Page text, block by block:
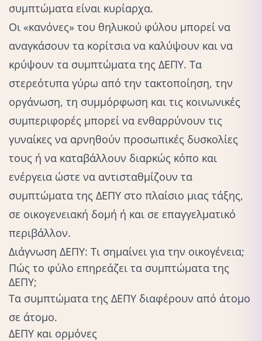
συμπτώματα είναι κυρίαρχα.
Οι «κανόνες» του θηλυκού φύλου μπορεί να
αναγκάσουν τα κορίτσια να καλύψουν και να
κρύψουν τα συμπτώματα της ΔΕΠΥ. Τα
στερεότυπα γύρω από την τακτοποίηση, την
οργάνωση, τη συμμόρφωση και τις κοινωνικές
συμπεριφορές μπορεί να ενθαρρύνουν τις
γυναίκες να αρνηθούν προσωπικές δυσκολίες
τους ή να καταβάλλουν διαρκώς κόπο και
ενέργεια ώστε να αντισταθμίζουν τα
συμπτώματα της ΔΕΠΥ στο πλαίσιο μιας τάξης,
σε οικογενειακή δομή ή και σε επαγγελματικό
περιβάλλον.
Διάγνωση ΔΕΠΥ: Τι σημαίνει για την οικογένεια;
Πώς το φύλο επηρεάζει τα συμπτώματα της
ΔΕΠΥ;
Τα συμπτώματα της ΔΕΠΥ διαφέρουν από άτομο
σε άτομο.
ΔΕΠΥ και ορμόνες